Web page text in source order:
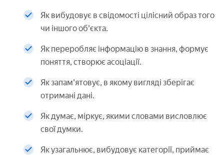
Як вибудовує в свідомості цілісний образ того
чи іншого об'єкта.
Як переробляє інформацію в знання, формує
поняття, створює асоціації.
Як запам'ятовує, в якому вигляді зберігає
отримані дані.
Як думає, міркує, якими словами висловлює
свої думки.
Як узагальнює, вибудовує категорії, приймає